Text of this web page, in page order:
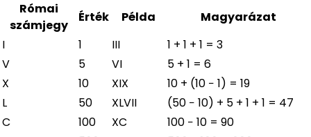
Római
számjegy
Érték Példa
Magyarázat
I
1 III
1 + 1 + 1 = 3
V
5 VI
5 + 1 = 6
X
10 XIX
10 + (10 − 1) = 19
L
50 XLVII
(50 − 10) + 5 + 1 + 1 = 47
C
100 XC
100 − 10 = 90